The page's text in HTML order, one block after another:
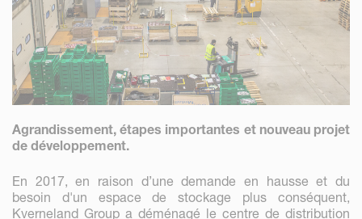
Agrandissement, étapes importantes et nouveau projet
de développement.
En 2017, en raison d’une demande en hausse et du
besoin d'un espace de stockage plus conséquent,
Kverneland Group a déménagé le centre de distribution